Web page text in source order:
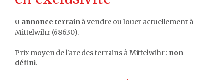
0 annonce terrain à vendre ou louer actuellement à
Mittelwihr (68630).
Prix moyen de l'are des terrains à Mittelwihr : non
défini.